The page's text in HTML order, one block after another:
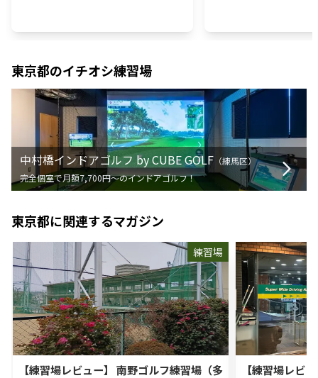
東京都のイチオシ練習場
中村橋インドアゴルフ by CUBE GOLF （練馬区）
完全個室で月額7,700円〜のインドアゴルフ！
東京都に関連するマガジン
練習場
【練習場レビュー】 南野ゴルフ練習場（多
【練習場レビ